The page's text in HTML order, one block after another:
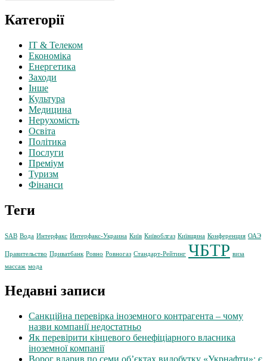
Категорії
IT & Телеком
Економіка
Енергетика
Заходи
Інше
Культура
Медицина
Нерухомість
Освіта
Політика
Послуги
Преміум
Туризм
Фінанси
Теги
SAB Вода Интерфакс Интерфакс-Украина Київ Київоблгаз Київщина Конференция ОАЭ
Правительство Приватбанк Ровно Ровногаз Стандарт-Рейтинг ЧБТР виза
массаж мода
Недавні записи
Санкційна перевірка іноземного контрагента – чому
назви компанії недостатньо
Як перевірити кінцевого бенефіціарного власника
іноземної компанії